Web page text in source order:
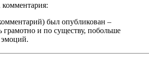
комментария:
был опубликован –
грамотно и по существу, побольше